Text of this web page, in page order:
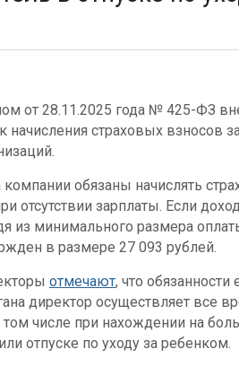
от 28.11.2025 года № 425-ФЗ
начисления страховых взносов
компании обязаны начислять
отсутствии зарплаты. Если
из минимального размера
в размере 27 093 рублей.
отмечают, что обязанности
директор осуществляет все
числе при нахождении на
отпуске по уходу за ребенком.